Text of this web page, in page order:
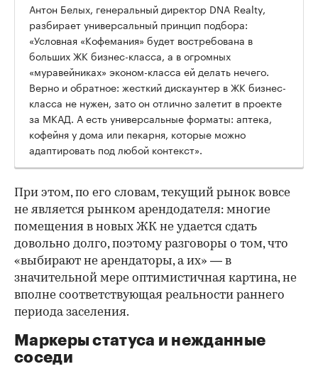
Антон Белых, генеральный директор DNA Realty,
разбирает универсальный принцип подбора:
«Условная «Кофемания» будет востребована в
больших ЖК бизнес-класса, а в огромных
«муравейниках» эконом-класса ей делать нечего.
Верно и обратное: жесткий дискаунтер в ЖК бизнес-
класса не нужен, зато он отлично залетит в проекте
за МКАД. А есть универсальные форматы: аптека,
кофейня у дома или пекарня, которые можно
адаптировать под любой контекст».
При этом, по его словам, текущий рынок вовсе
не является рынком арендодателя: многие
помещения в новых ЖК не удается сдать
довольно долго, поэтому разговоры о том, что
«выбирают не арендаторы, а их» — в
значительной мере оптимистичная картина, не
вполне соответствующая реальности раннего
периода заселения.
Маркеры статуса и нежданные
соседи